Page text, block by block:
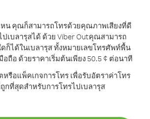
น คุณก็สามารถโทรด้วยคุณภาพเสียงที่ดี
เบลารุสได้ ด้วย Viber Outคุณสามารถ
ก็ได้ในเบลารุส ทั้งหมายเลขโทรศัพท์พื้น
ถือ ด้วยราคาเริ่มต้นเพียง 50.5 ¢ ต่อนาที
รือแพ็คเกจการโทร เพื่อรับอัตราค่าโทร
กที่สุดสำหรับการโทรไปเบลารุส